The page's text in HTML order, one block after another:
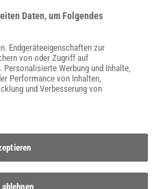
Daten, um Folgendes
Endgeräteeigenschaften zur
von oder Zugriff auf
Werbung und Inhalte,
Performance von Inhalten,
und Verbesserung von